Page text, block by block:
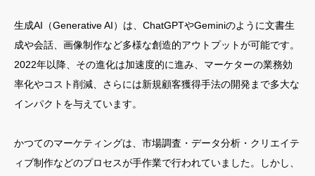
生成AI（Generative AI）は、ChatGPTやGeminiのように文書生
成や会話、画像制作など多様な創造的アウトプットが可能です。
2022年以降、その進化は加速度的に進み、マーケターの業務効
率化やコスト削減、さらには新規顧客獲得手法の開発まで多大な
インパクトを与えています。
かつてのマーケティングは、市場調査・データ分析・クリエイテ
ィブ制作などのプロセスが手作業で行われていました。しかし、